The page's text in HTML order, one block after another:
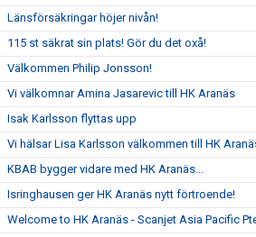
Länsförsäkringar höjer nivån!
115 st säkrat sin plats! Gör du det oxå!
Välkommen Philip Jonsson!
Vi välkomnar Amina Jasarevic till HK Aranäs
Isak Karlsson flyttas upp
Vi hälsar Lisa Karlsson välkommen till HK
KBAB bygger vidare med HK Aranäs...
Isringhausen ger HK Aranäs nytt förtroende!
Welcome to HK Aranäs - Scanjet Asia Pacific